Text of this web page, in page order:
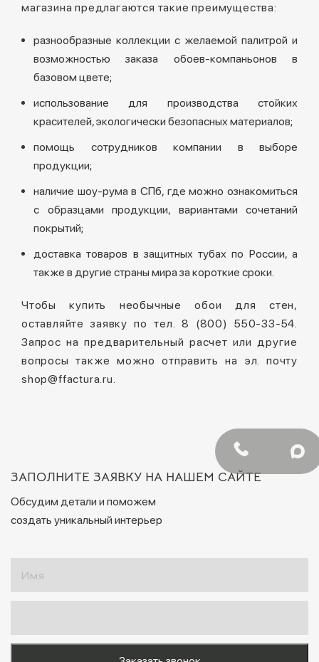
магазина предлагаются такие преимущества:
разнообразные коллекции с желаемой палитрой и
возможностью заказа обоев-компаньонов в
базовом цвете;
использование для производства стойких
красителей, экологически безопасных материалов;
помощь сотрудников компании в выборе
продукции;
наличие шоу-рума в СПб, где можно ознакомиться
с образцами продукции, вариантами сочетаний
покрытий;
доставка товаров в защитных тубах по России, а
также в другие страны мира за короткие сроки.
Чтобы купить необычные обои для стен,
оставляйте заявку по тел. 8 (800) 550-33-54.
Запрос на предварительный расчет или другие
вопросы также можно отправить на эл. почту
shop@ffactura.ru.
ЗАПОЛНИТЕ ЗАЯВКУ НА НАШЕМ САЙТЕ
Обсудим детали и поможем
создать уникальный интерьер